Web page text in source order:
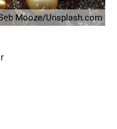
Mooze/Unsplash.com